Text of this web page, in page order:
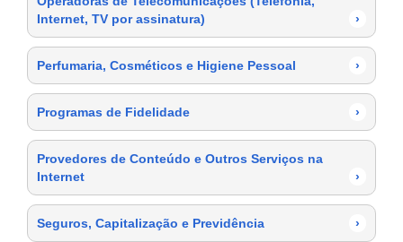
Internet, TV por assinatura)
›
Perfumaria, Cosméticos e Higiene Pessoal ›
Programas de Fidelidade ›
Provedores de Conteúdo e Outros Serviços na
Internet
›
Seguros, Capitalização e Previdência ›